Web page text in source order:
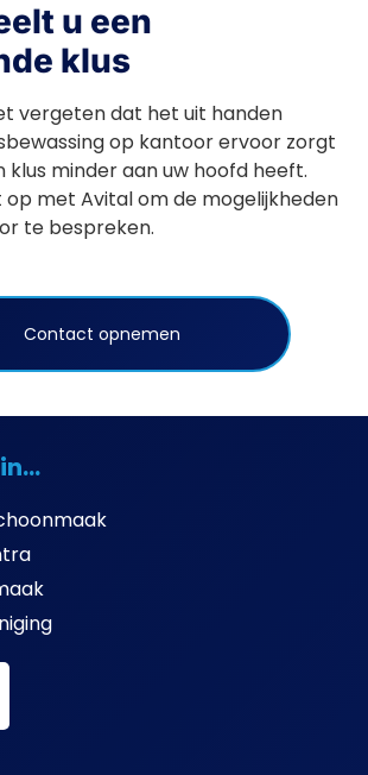
u een
klus
vergeten dat het uit handen
op kantoor ervoor zorgt
klus minder aan uw hoofd heeft.
met Avital om de mogelijkheden
te bespreken.
Contact opnemen